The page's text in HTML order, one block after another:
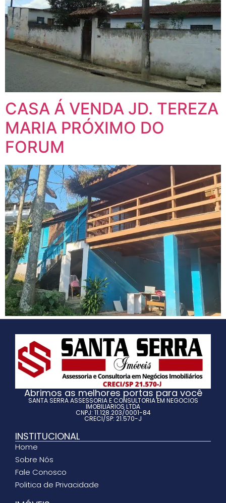
CASA Á VENDA JD. TEREZA
MARIA PRÓXIMO DO
FORUM
Abrimos as melhores portas para você
SANTA SERRA ASSESSORIA E CONSULTORIA EM NEGOCIOS
IMOBILIARIOS LTDA
CNPJ: 11.128.203/0001-84
CRECI/SP: 21.570-J
INSTITUCIONAL
Home
Sobre Nós
Fale Conosco
Politica de Privacidade